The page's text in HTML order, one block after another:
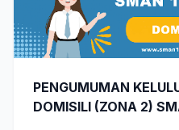
PENGUMUMAN
DOMISILI (ZONA 2)